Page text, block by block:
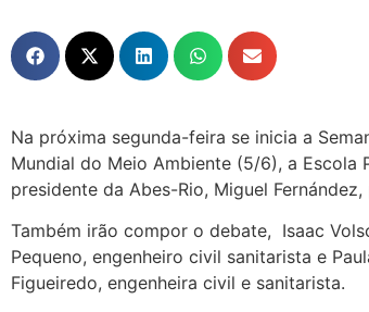
Na próxima segunda-feira se inicia a
Mundial do Meio Ambiente (5/6), a Escola
presidente da Abes-Rio, Miguel
Também irão compor o debate, Isaac
Pequeno, engenheiro civil sanitarista e
Figueiredo, engenheira civil e sanitarista.